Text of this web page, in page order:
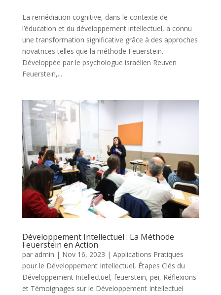
La remédiation cognitive, dans le contexte de
l’éducation et du développement intellectuel, a connu
une transformation significative grâce à des approches
novatrices telles que la méthode Feuerstein.
Développée par le psychologue israélien Reuven
Feuerstein,...
Développement Intellectuel : La Méthode
Feuerstein en Action
par admin | Nov 16, 2023 | Applications Pratiques
pour le Développement Intellectuel, Étapes Clés du
Développement Intellectuel, feuerstein, pei, Réflexions
et Témoignages sur le Développement Intellectuel